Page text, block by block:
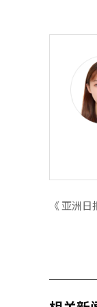
《 亚洲